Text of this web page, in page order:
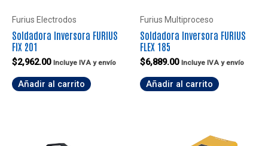
Furius Electrodos
Soldadora Inversora FURIUS
FIX 201
$2,962.00 Incluye IVA y envío
Añadir al carrito
Furius Multiproceso
Soldadora Inversora FURIUS
FLEX 185
$6,889.00 Incluye IVA y envío
Añadir al carrito